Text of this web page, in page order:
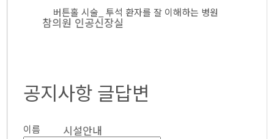
참의원 인공신장실
● 버튼홀 시술
● 둘러보기
시설안내
버튼홀 시술_ 투석 환자를 잘 이해하는 병원
공지사항 글답변
이름